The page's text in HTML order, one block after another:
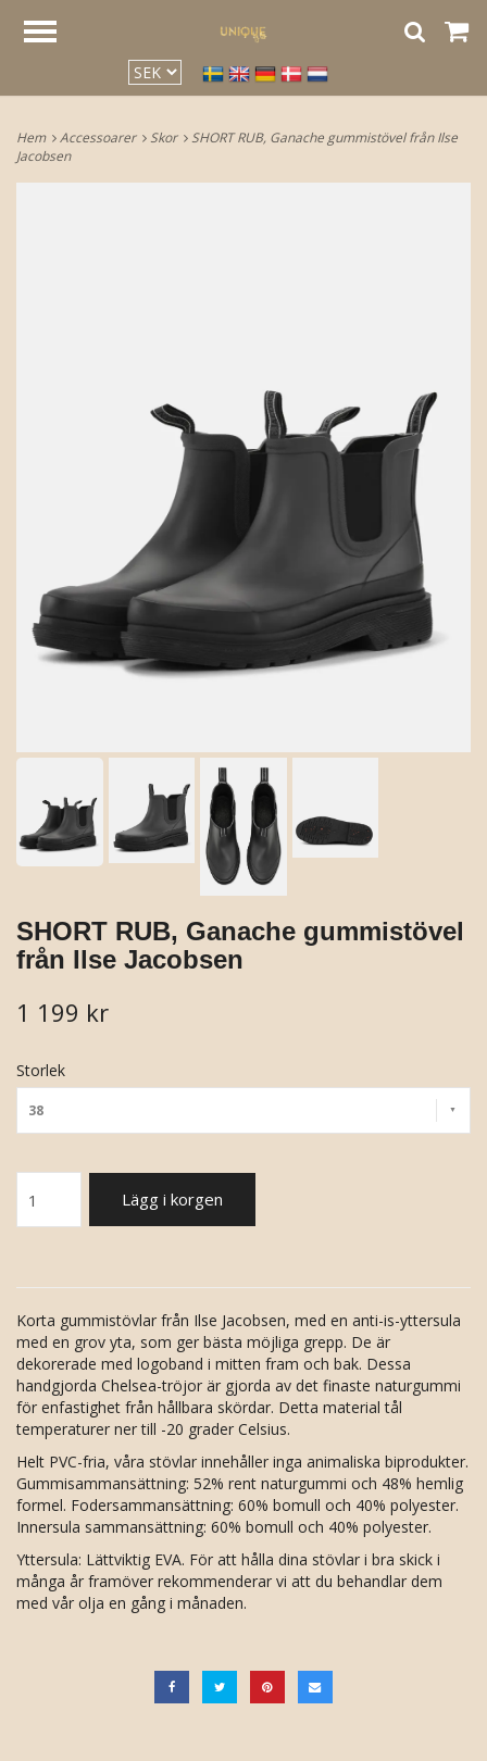
Hem Accessoarer Skor
SHORT RUB, Ganache gummistövel från Ilse
Jacobsen
SHORT RUB, Ganache gummistövel
från Ilse Jacobsen
1 199 kr
Storlek
38
Lägg i korgen
Korta gummistövlar från Ilse Jacobsen, med en anti-is-yttersula
med en grov yta, som ger bästa möjliga grepp. De är
dekorerade med logoband i mitten fram och bak. Dessa
handgjorda Chelsea-tröjor är gjorda av det finaste naturgummi
för enfastighet från hållbara skördar. Detta material tål
temperaturer ner till -20 grader Celsius.
Helt PVC-fria, våra stövlar innehåller inga animaliska biprodukter.
Gummisammansättning: 52% rent naturgummi och 48% hemlig
formel. Fodersammansättning: 60% bomull och 40% polyester.
Innersula sammansättning: 60% bomull och 40% polyester.
Yttersula: Lättviktig EVA. För att hålla dina stövlar i bra skick i
många år framöver rekommenderar vi att du behandlar dem
med vår olja en gång i månaden.